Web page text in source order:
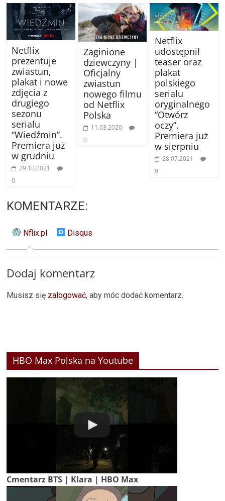
Netflix
prezentuje
zwiastun,
plakat i nowe
zdjęcia z
drugiego
sezonu
serialu
“Wiedźmin”.
Premiera już
w grudniu
29.10.2021
0
Zaginione
dziewczyny |
Oficjalny
zwiastun
nowego filmu
od Netflix
Polska
11.03.2020
0
Netflix
udostępnił
teaser oraz
plakat
polskiego
serialu
oryginalnego
“Otwórz
oczy”.
Premiera już
w sierpniu
28.07.2021
0
KOMENTARZE:
Nflix.pl Disqus
Dodaj komentarz
Musisz się zalogować, aby móc dodać komentarz.
HBO Max Polska na Youtube
Cmentarz BTS | Klara | HBO Max